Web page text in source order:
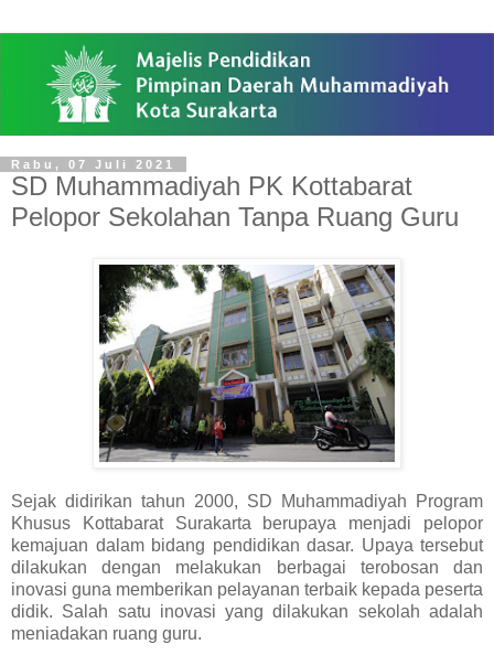
Rabu, 07 Juli 2021
SD Muhammadiyah PK Kottabarat
Pelopor Sekolahan Tanpa Ruang Guru
Sejak didirikan tahun 2000, SD Muhammadiyah Program
Khusus Kottabarat Surakarta berupaya menjadi pelopor
kemajuan dalam bidang pendidikan dasar. Upaya tersebut
dilakukan dengan melakukan berbagai terobosan dan
inovasi guna memberikan pelayanan terbaik kepada peserta
didik. Salah satu inovasi yang dilakukan sekolah adalah
meniadakan ruang guru.